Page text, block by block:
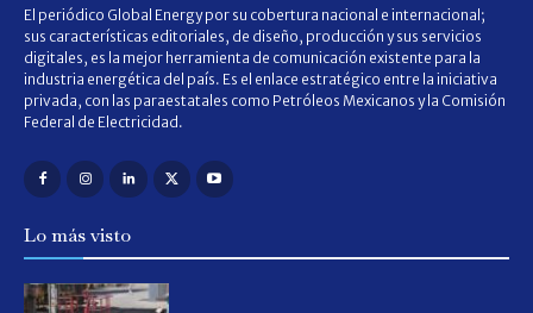
El periódico Global Energy por su cobertura nacional e internacional;
sus características editoriales, de diseño, producción y sus servicios
digitales, es la mejor herramienta de comunicación existente para la
industria energética del país. Es el enlace estratégico entre la iniciativa
privada, con las paraestatales como Petróleos Mexicanos y la Comisión
Federal de Electricidad.
Lo más visto